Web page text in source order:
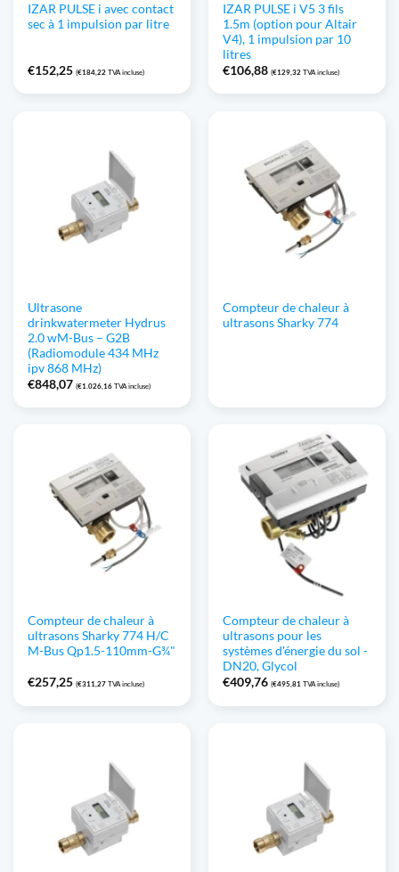
IZAR PULSE i avec contact
sec à 1 impulsion par litre
€152,25 (€184,22 TVA incluse)
IZAR PULSE i V5 3 fils
1.5m (option pour Altair
V4), 1 impulsion par 10
litres
€106,88 (€129,32 TVA incluse)
Ultrasone
drinkwatermeter Hydrus
2.0 wM-Bus – G2B
(Radiomodule 434 MHz
ipv 868 MHz)
€848,07 (€1.026,16 TVA incluse)
Compteur de chaleur à
ultrasons Sharky 774
Compteur de chaleur à
ultrasons Sharky 774 H/C
M-Bus Qp1.5-110mm-G¾"
€257,25 (€311,27 TVA incluse)
Compteur de chaleur à
ultrasons pour les
systèmes d'énergie du sol -
DN20, Glycol
€409,76 (€495,81 TVA incluse)